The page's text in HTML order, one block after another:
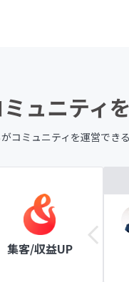
ュニティを
コミュニティを運営できる
集客/収益UP
で初めての方